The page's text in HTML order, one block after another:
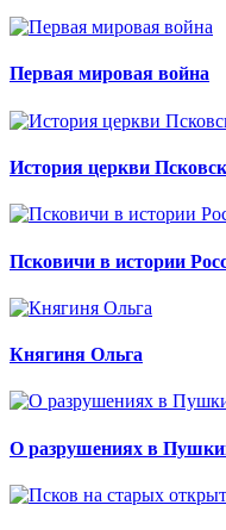
Первая мировая война
История церкви
Псковичи в истории
Княгиня Ольга
О разрушениях в